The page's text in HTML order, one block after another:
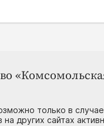
только в
других сайтах